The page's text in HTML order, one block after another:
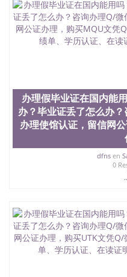
551190476 圣何塞州立
University, 又译为“圣荷
年，简称SJSU，是加州
西地区的公立大学之一
合性大学，每年有来自
生前往求学。 至今，这
位、声誉、实习机会和
誉为美国本科教育质量
计系更是在当今美国大
业生大多可以在其所处
机会。许多硅谷公司甚
供许多相应科系的实习
学座落于硅谷(Silicon
地区为全美的重要科技
134种学士学科和65个
国的学生来此就读。其
子工程学，工商管理学
办理假毕业证在国内能
办？毕业证丢了怎么办
办理使馆认证，留信网
dfnsen
0